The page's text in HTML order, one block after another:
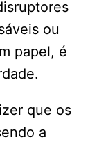
ou
papel, é
que os
a